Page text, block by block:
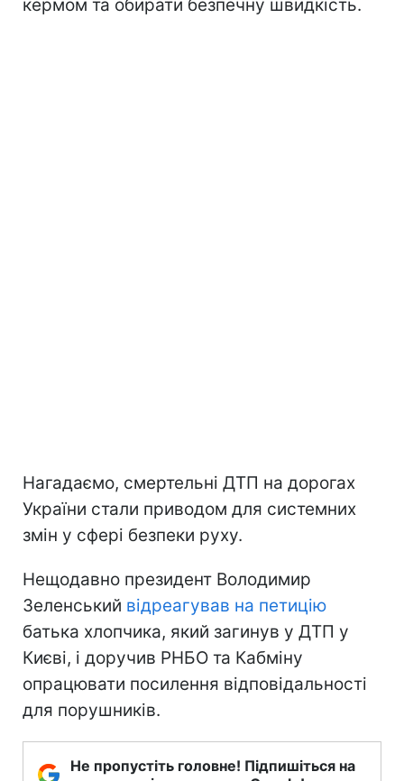
кермом та обирати безпечну швидкість.
Нагадаємо, смертельні ДТП на дорогах
України стали приводом для системних
змін у сфері безпеки руху.
Нещодавно президент Володимир
Зеленський відреагував на петицію
батька хлопчика, який загинув у ДТП у
Києві, і доручив РНБО та Кабміну
опрацювати посилення відповідальності
для порушників.
Не пропустіть головне! Підпишіться на